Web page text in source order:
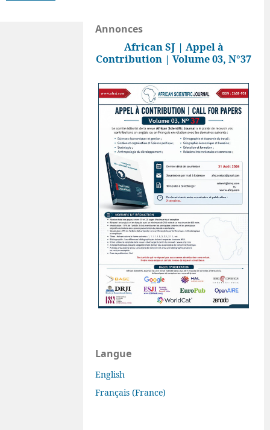
Annonces
African SJ | Appel à
Contribution | Volume 03, N°37
Langue
English
Français (France)